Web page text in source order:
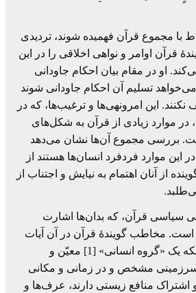
با مجموع قرآن فهمیده شوند، تردیدی
‏قرآن اوامر و نواهی اخلاقی را در این
او در مقام بیان احکام جاودانی
تسلیم آن احکام جاودانی شوند
این امرونهی‌ها و ترغیب‌ها، که در
در موارد زیادی از قرآن به ‏شکل‌های
بررسی مجموع آن‌ها نشان می‌دهد
این موارد فردفرد انسان‌ها هستند از
از آنان اهتمام به نیایش ‏و اجتناب از
سیاسی قرآن، که بدان‌ها اشارت
است. ‏مخاطب گویندۀ قرآن در آن آیات
نه فردفرد انسان‌ها، بلکه یک «گروه انسانی» [1] معیّن و
مشخص و در زمانی و مکانی
اشتراک منافع زیستی دارند، عرف‌ها و